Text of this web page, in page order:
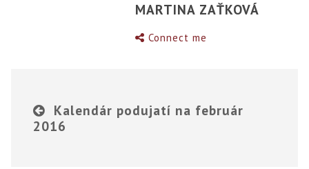
MARTINA ZAŤKOVÁ
Connect me
Kalendár podujatí na február
2016